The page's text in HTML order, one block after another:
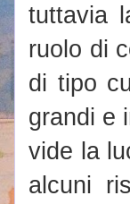
tuttavia
ruolo di
di tipo
grandi e
vide la
alcuni